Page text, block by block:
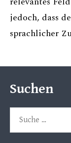
jedoch, dass
sprachlicher
Suchen
nach: